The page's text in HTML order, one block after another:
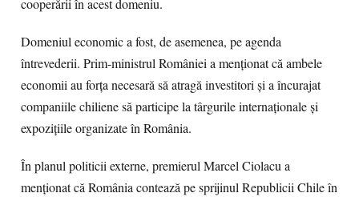
cooperării în acest domeniu.
Domeniul economic a fost, de asemenea, pe agenda
întrevederii. Prim-ministrul României a menționat că ambele
economii au forța necesară să atragă investitori și a încurajat
companiile chiliene să participe la târgurile internaționale și
expozițiile organizate în România.
În planul politicii externe, premierul Marcel Ciolacu a
menționat că România contează pe sprijinul Republicii Chile în